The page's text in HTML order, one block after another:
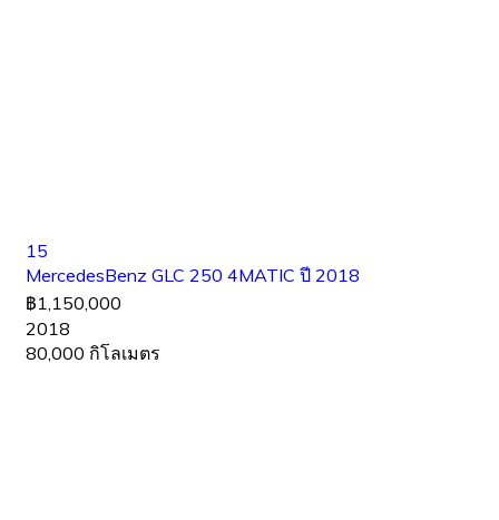
15
MercedesBenz GLC 250 4MATIC ปี 2018
฿1,150,000
2018
80,000 กิโลเมตร